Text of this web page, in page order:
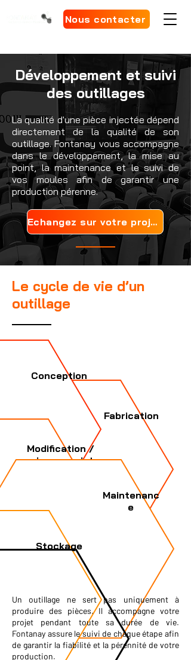
Nous contacter
Développement et suivi
des outillages
La qualité d'une pièce injectée dépend
directement de la qualité de son
outillage. Fontanay vous accompagne
dans le développement, la mise au
point, la maintenance et le suivi de
vos moules afin de garantir une
production pérenne.
Echangez sur votre projet
Le cycle de vie d’un
outillage
Fabrication
Conception
Modification /
mise au point
Maintenanc
e
Stockage
Un outillage ne sert pas uniquement à
produire des pièces. Il accompagne votre
projet pendant toute sa durée de vie.
Fontanay assure le suivi de chaque étape afin
de garantir la fiabilité et la pérennité de votre
production.